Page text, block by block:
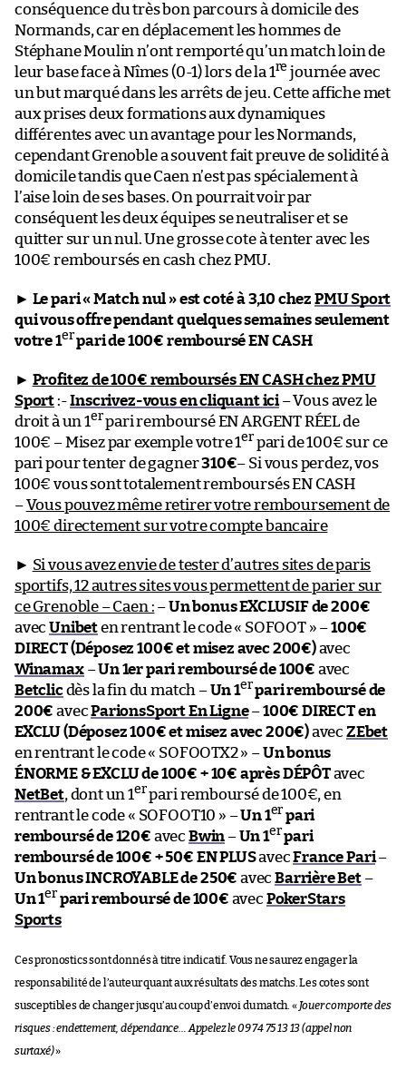
conséquence du très bon parcours à domicile des
Normands, car en déplacement les hommes de
Stéphane Moulin n’ont remporté qu’un match loin de
leur base face à Nîmes (0-1) lors de la 1re journée avec
un but marqué dans les arrêts de jeu. Cette affiche met
aux prises deux formations aux dynamiques
différentes avec un avantage pour les Normands,
cependant Grenoble a souvent fait preuve de solidité à
domicile tandis que Caen n’est pas spécialement à
l’aise loin de ses bases. On pourrait voir par
conséquent les deux équipes se neutraliser et se
quitter sur un nul. Une grosse cote à tenter avec les
100€ remboursés en cash chez PMU.
► Le pari « Match nul » est coté à 3,10 chez PMU Sport
qui vous offre pendant quelques semaines seulement
votre 1erpari de 100€ remboursé EN CASH
► Profitez de 100€ remboursés EN CASH chez PMU
Sport :-Inscrivez-vous en cliquant ici– Vous avez le
droit à un 1erpari remboursé EN ARGENT RÉEL de
100€ – Misez par exemple votre 1er pari de 100€ sur ce
pari pour tenter de gagner310€– Si vous perdez, vos
100€ vous sont totalement remboursés EN CASH
–Vous pouvez même retirer votre remboursement de
100€ directement sur votre compte bancaire
► Si vous avez envie de tester d’autres sites de paris
sportifs, 12 autres sites vous permettent de parier sur
ce Grenoble – Caen : –Un bonus EXCLUSIF de 200€
avecUnibeten rentrant le code « SOFOOT » –100€
DIRECT (Déposez 100€ et misez avec 200€)avec
Winamax–Un 1er pari remboursé de 100€ avec
Betclicdès la fin du match –Un 1erpari remboursé de
200€ avecParionsSport En Ligne–100€ DIRECT en
EXCLU (Déposez 100€ et misez avec 200€)avec ZEbet
en rentrant le code « SOFOOTX2 » –Un bonus
ÉNORME & EXCLU de 100€ + 10€ après DÉPÔTavec
NetBet, dont un 1erpari remboursé de 100€, en
rentrant le code « SOFOOT10 » –Un 1er pari
remboursé de 120€ avec Bwin –Un 1erpari
remboursé de 100€ + 50€ EN PLUSavecFrance Pari–
Un bonus INCROYABLE de 250€ avecBarrière Bet–
Un 1er pari remboursé de 100€ avec PokerStars
Sports
Ces pronostics sont donnés à titre indicatif. Vous ne saurez engager la
responsabilité de l’auteur quant aux résultats des matchs. Les cotes sont
susceptibles de changer jusqu’au coup d’envoi du match. « Jouer comporte des
risques : endettement, dépendance… Appelez le 09 74 75 13 13 (appel non
surtaxé)»